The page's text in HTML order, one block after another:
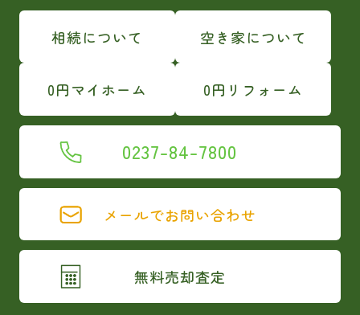
相続について 空き家について
0円マイホーム 0円リフォーム
0237-84-7800
メールでお問い合わせ
無料売却査定